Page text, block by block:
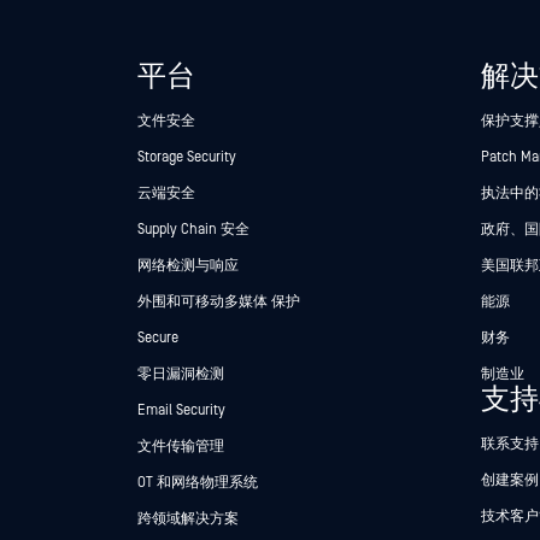
平台
文件安全
Storage Security
云端安全
Supply Chain 安全
网络检测与响应
外围和可移动多媒体 保护
Secure
零日漏洞检测
Email Security
文件传输管理
OT 和网络物理系统
跨领域解决方案
解
保护支
Patch
执法中的
政府、
美国联
能源
财务
制造业
支
联系支持
创建案例
技术客